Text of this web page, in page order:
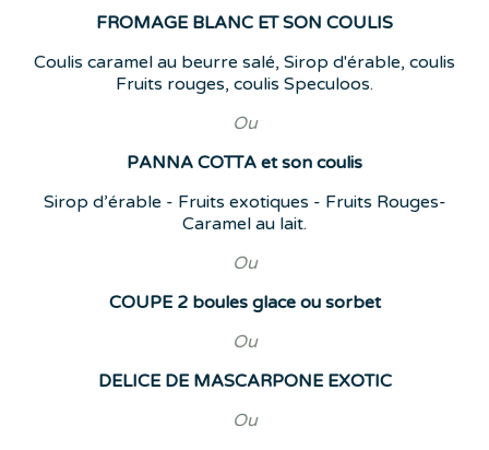
FROMAGE BLANC ET SON COULIS
Coulis caramel au beurre salé, Sirop d'érable, coulis
Fruits rouges, coulis Speculoos.
Ou
PANNA COTTA et son coulis
Sirop d’érable - Fruits exotiques - Fruits Rouges-
Caramel au lait.
Ou
COUPE 2 boules glace ou sorbet
Ou
DELICE DE MASCARPONE EXOTIC
Ou